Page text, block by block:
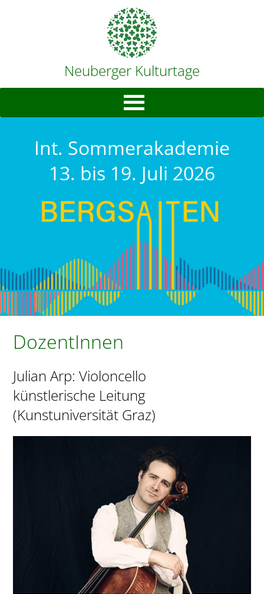
Neuberger Kulturtage
Int. Sommerakademie
13. bis 19. Juli 2026
DozentInnen
Julian Arp: Violoncello
künstlerische Leitung
(Kunstuniversität Graz)